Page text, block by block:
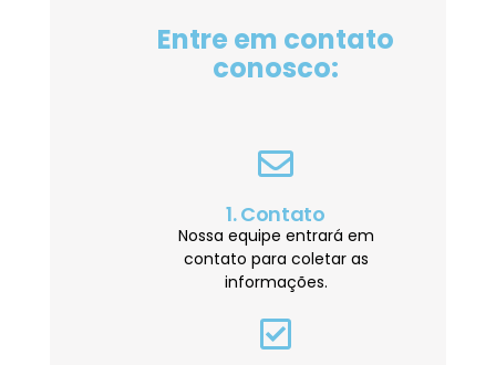
Entre em contato
conosco:
1. Contato
Nossa equipe entrará em
contato para coletar as
informações.